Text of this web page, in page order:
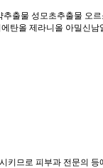
출물 성모초추출물 오
탄올 제라니올 아밀신
키므로 피부과 전문의